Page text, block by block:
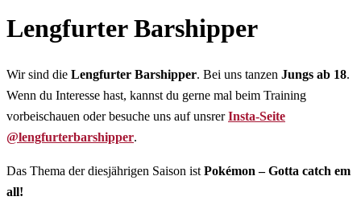
Lengfurter Barshipper
Wir sind die Lengfurter Barshipper. Bei uns tanzen Jungs ab 18.
Wenn du Interesse hast, kannst du gerne mal beim Training
vorbeischauen oder besuche uns auf unsrerInsta-Seite
@lengfurterbarshipper.
Das Thema der diesjährigen Saison ist Pokémon – Gotta catch em
all!